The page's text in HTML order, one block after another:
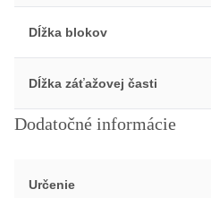
Dĺžka blokov
Dĺžka záťažovej časti
Dodatočné informácie
Určenie